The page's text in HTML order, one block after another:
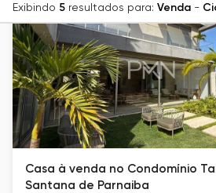
Exibindo 5 resultados para: Venda -
Casa à venda no Condomínio
Santana de Parnaiba